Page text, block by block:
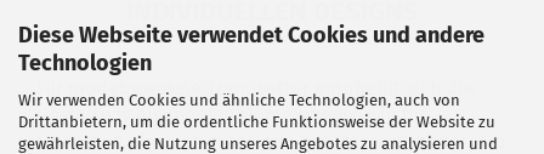
Diese Webseite verwendet Cookies und andere
Technologien
Wir verwenden Cookies und ähnliche Technologien, auch von
Drittanbietern, um die ordentliche Funktionsweise der Website zu
gewährleisten, die Nutzung unseres Angebotes zu analysieren und
Für modebewusste Trendsetter empfiehlt sich die
Gestaltung eigener Embleme ebenso wie für
Menschen, die sich gerne von der Masse abheben. Ob